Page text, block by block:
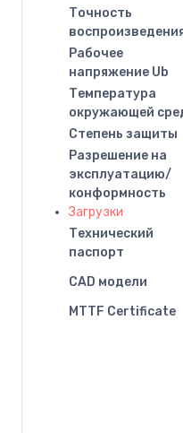
Точность
Рабочее
напряжение Ub
Температура
окружающей
Степень защиты
Разрешение на
эксплуатацию/
конформность
Загрузки
Технический
паспорт
CAD модели
MTTF Certificate